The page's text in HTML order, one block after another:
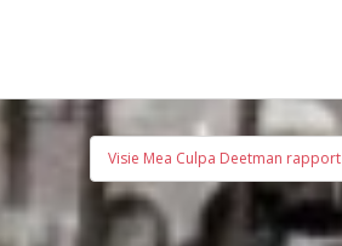
Visie Mea Culpa Deetman rapport